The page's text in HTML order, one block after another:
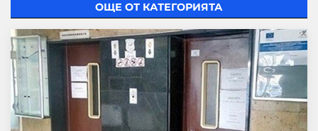
ОЩЕ ОТ КАТЕГОРИЯТА